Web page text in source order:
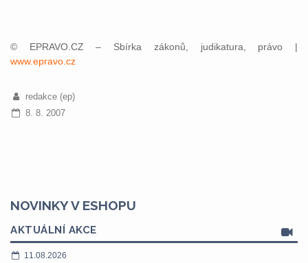
© EPRAVO.CZ – Sbírka zákonů, judikatura, právo |
www.epravo.cz
redakce (ep)
8. 8. 2007
NOVINKY V ESHOPU
AKTUÁLNÍ AKCE
11.08.2026